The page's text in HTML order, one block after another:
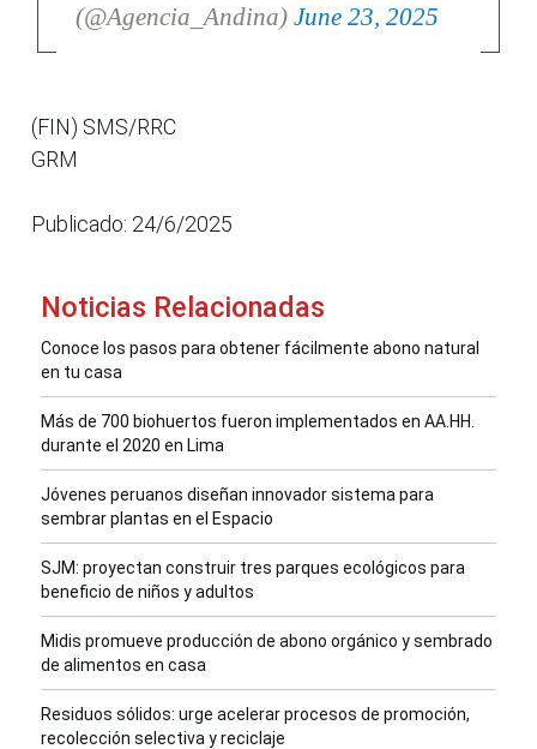
(@Agencia_Andina) June 23, 2025
(FIN) SMS/RRC
GRM
Publicado: 24/6/2025
Noticias Relacionadas
Conoce los pasos para obtener fácilmente abono natural
en tu casa
Más de 700 biohuertos fueron implementados en AA.HH.
durante el 2020 en Lima
Jóvenes peruanos diseñan innovador sistema para
sembrar plantas en el Espacio
SJM: proyectan construir tres parques ecológicos para
beneficio de niños y adultos
Midis promueve producción de abono orgánico y sembrado
de alimentos en casa
Residuos sólidos: urge acelerar procesos de promoción,
recolección selectiva y reciclaje